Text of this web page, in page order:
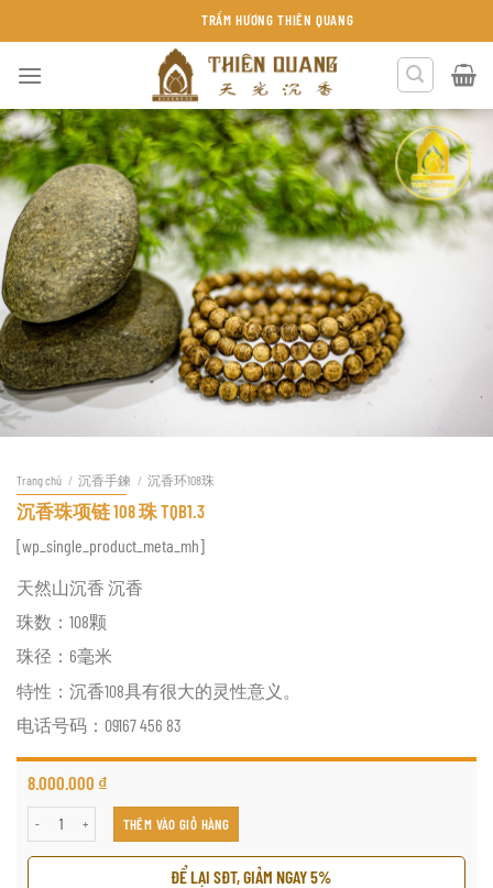
đến
TRẦM HƯƠNG THIÊN QUANG KHÁNH HÒA
Trang chủ / 沉香手鍊 / 沉香环108珠
沉香珠项链 108 珠 TQB1.3
[wp_single_product_meta_mh]
天然山沉香 沉香
珠数：108颗
珠径：6毫米
特性：沉香108具有很大的灵性意义。
电话号码：09167 456 83
8.000.000 ₫
沉香珠项链 108 珠 TQB1.3 số lượng
THÊM VÀO GIỎ HÀNG
ĐỂ LẠI SĐT, GIẢM NGAY 5%